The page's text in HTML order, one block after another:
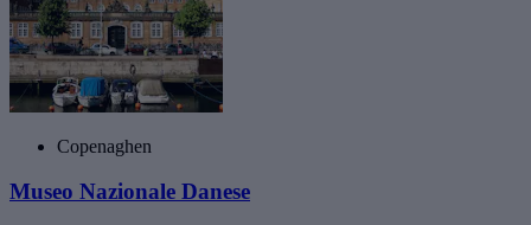
Copenaghen
Museo Nazionale Danese